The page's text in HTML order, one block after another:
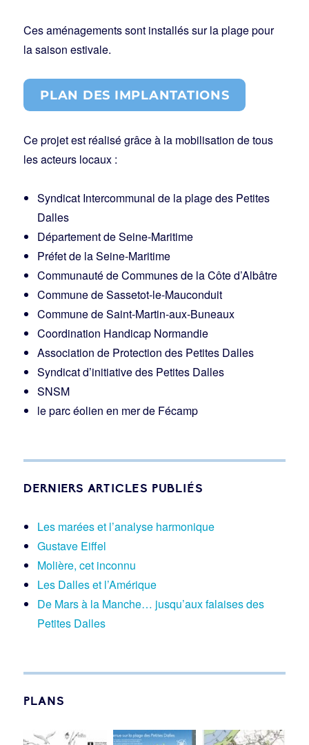
Ces aménagements sont installés sur la plage pour
la saison estivale.
PLAN DES IMPLANTATIONS
Ce projet est réalisé grâce à la mobilisation de tous
les acteurs locaux :
Syndicat Intercommunal de la plage des Petites
Dalles
Département de Seine-Maritime
Préfet de la Seine-Maritime
Communauté de Communes de la Côte d’Albâtre
Commune de Sassetot-le-Mauconduit
Commune de Saint-Martin-aux-Buneaux
Coordination Handicap Normandie
Association de Protection des Petites Dalles
Syndicat d’initiative des Petites Dalles
SNSM
le parc éolien en mer de Fécamp
DERNIERS ARTICLES PUBLIÉS
Les marées et l’analyse harmonique
Gustave Eiffel
Molière, cet inconnu
Les Dalles et l’Amérique
De Mars à la Manche… jusqu’aux falaises des
Petites Dalles
PLANS